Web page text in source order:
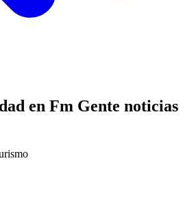
en Fm Gente noticias